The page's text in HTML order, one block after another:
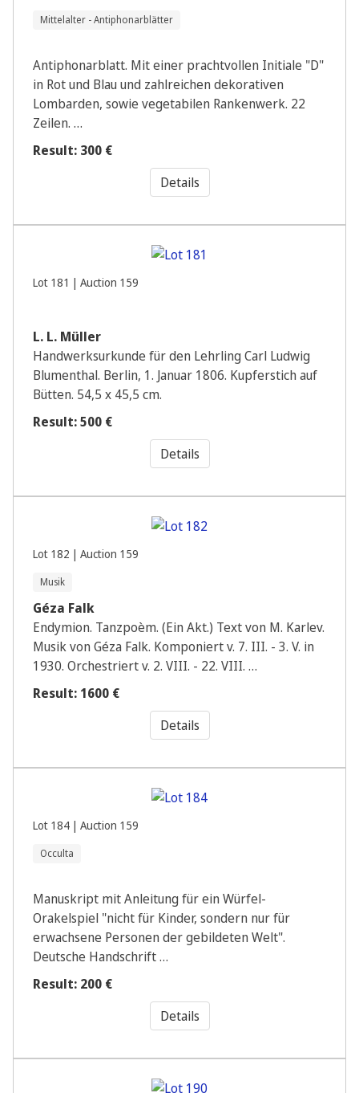
Mittelalter - Antiphonarblätter
Antiphonarblatt. Mit einer prachtvollen Initiale "D"
in Rot und Blau und zahlreichen dekorativen
Lombarden, sowie vegetabilen Rankenwerk. 22
Zeilen. …
Result: 300 €
Details
Lot 181 | Auction 159
L. L. Müller
Handwerksurkunde für den Lehrling Carl Ludwig
Blumenthal. Berlin, 1. Januar 1806. Kupferstich auf
Bütten. 54,5 x 45,5 cm.
Result: 500 €
Details
Lot 182 | Auction 159
Musik
Géza Falk
Endymion. Tanzpoèm. (Ein Akt.) Text von M. Karlev.
Musik von Géza Falk. Komponiert v. 7. III. - 3. V. in
1930. Orchestriert v. 2. VIII. - 22. VIII. …
Result: 1600 €
Details
Lot 184 | Auction 159
Occulta
Manuskript mit Anleitung für ein Würfel-
Orakelspiel "nicht für Kinder, sondern nur für
erwachsene Personen der gebildeten Welt".
Deutsche Handschrift …
Result: 200 €
Details